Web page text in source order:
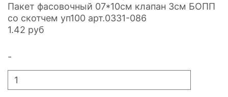
Пакет фасовочный 07*10см клапан 3см БОПП
со скотчем уп100 арт.0331-086
1.42 руб
-